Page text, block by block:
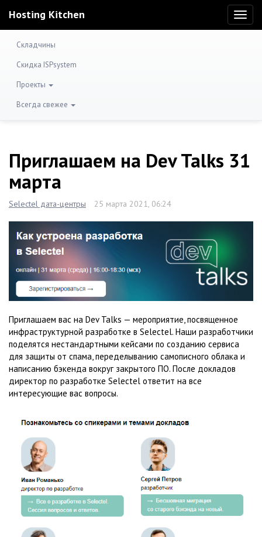
Hosting Kitchen
Складчины
Скидка ISPsystem
Проекты
Всегда свежее
Приглашаем на Dev Talks 31
марта
Selectel дата-центры 25 марта 2021, 06:24
Приглашаем вас на Dev Talks — мероприятие, посвященное
инфраструктурной разработке в Selectel. Наши разработчики
поделятся нестандартными кейсами по созданию сервиса
для защиты от спама, переделыванию самописного облака и
написанию бэкенда вокруг закрытого ПО. После докладов
директор по разработке Selectel ответит на все
интересующие вас вопросы.